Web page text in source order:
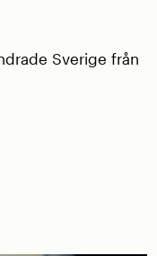
Sverige från